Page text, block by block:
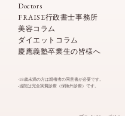
Doctors
FRAISE行政書士事務所
美容コラム
ダイエットコラム
慶應義塾卒業生の皆様へ
-18歳未満の方は親権者の同意書が必要です。
-当院は完全実費診療（保険外診療）です。